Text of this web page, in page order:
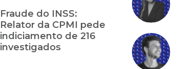
Fraude do INSS:
Relator da CPMI pede
indiciamento de 216
investigados